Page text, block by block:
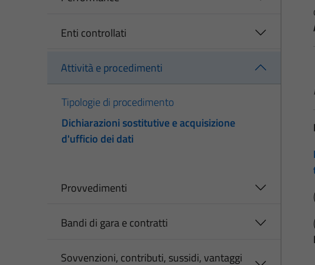
Enti controllati
Attività e procedimenti
Tipologie di procedimento
Dichiarazioni sostitutive e acquisizione
d'ufficio dei dati
Provvedimenti
Bandi di gara e contratti
Sovvenzioni, contributi, sussidi, vantaggi